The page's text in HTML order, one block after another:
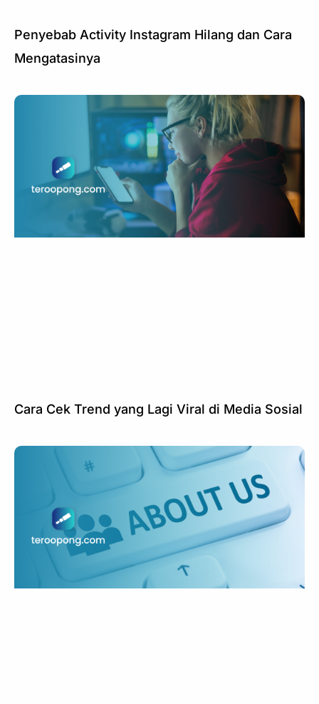
Penyebab Activity Instagram Hilang dan Cara
Mengatasinya
Cara Cek Trend yang Lagi Viral di Media Sosial